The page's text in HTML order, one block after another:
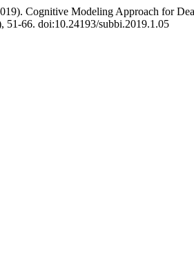
Cognitive Modeling Approach for
51-66. doi:10.24193/subbi.2019.1.05